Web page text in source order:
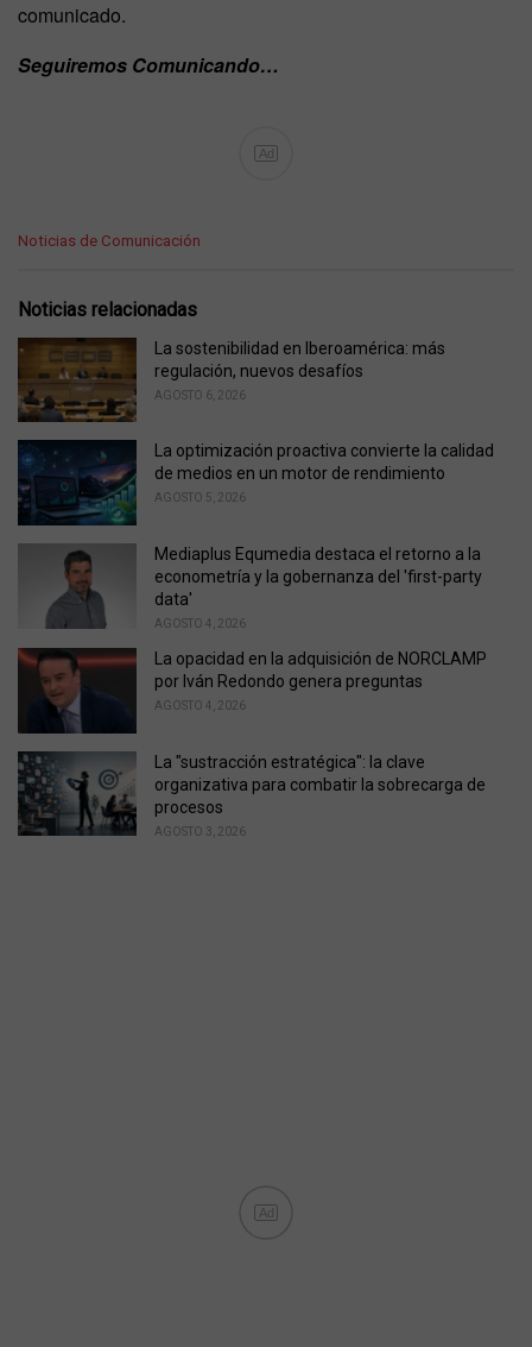
comunicado.
Seguiremos Comunicando…
Ad
C
e
o
r
e
Noticias de Comunicación
Noticias relacionadas
La sostenibilidad en Iberoamérica: más
regulación, nuevos desafíos
AGOSTO 6, 2026
La optimización proactiva convierte la calidad
de medios en un motor de rendimiento
AGOSTO 5, 2026
Mediaplus Equmedia destaca el retorno a la
econometría y la gobernanza del 'first-party
data'
AGOSTO 4, 2026
La opacidad en la adquisición de NORCLAMP
por Iván Redondo genera preguntas
AGOSTO 4, 2026
La "sustracción estratégica": la clave
organizativa para combatir la sobrecarga de
procesos
AGOSTO 3, 2026
Ad